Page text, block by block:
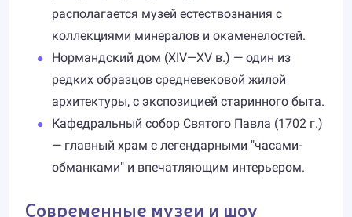
располагается музей естествознания с
коллекциями минералов и окаменелостей.
Нормандский дом (XIV—XV в.) — один из
редких образцов средневековой жилой
архитектуры, с экспозицией старинного быта.
Кафедральный собор Святого Павла (1702 г.)
— главный храм с легендарными "часами-
обманками" и впечатляющим интерьером.
Современные музеи и шоу